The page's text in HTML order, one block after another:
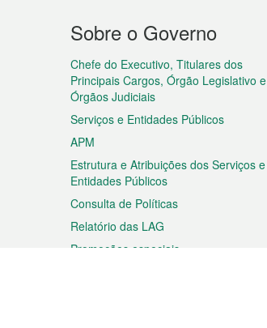
Menu
do
rodapé
Sobre o Governo
Chefe do Executivo, Titulares dos
Principais Cargos, Órgão Legislativo e
Órgãos Judiciais
Serviços e Entidades Públicos
APM
Estrutura e Atribuições dos Serviços e
Entidades Públicos
Consulta de Políticas
Relatório das LAG
Promoções especiais